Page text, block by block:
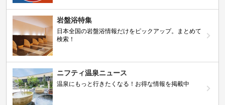
岩盤浴特集
日本全国の岩盤浴情報だけをピックアップ。まとめて
検索！
ニフティ温泉ニュース
温泉にもっと行きたくなる！お得な情報を掲載中